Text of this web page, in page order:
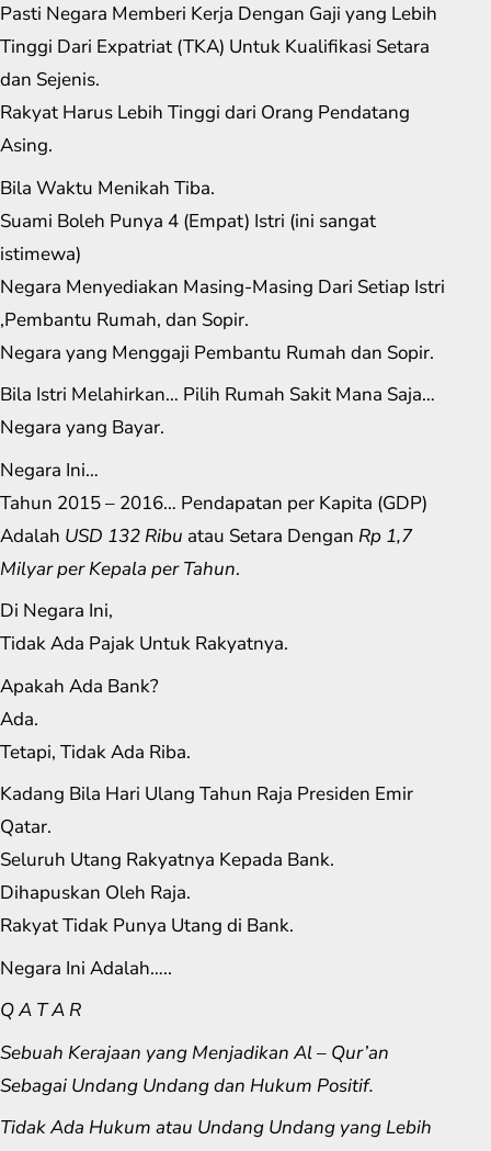
Pasti Negara Memberi Kerja Dengan Gaji yang Lebih
Tinggi Dari Expatriat (TKA) Untuk Kualifikasi Setara
dan Sejenis.
Rakyat Harus Lebih Tinggi dari Orang Pendatang
Asing.
Bila Waktu Menikah Tiba.
Suami Boleh Punya 4 (Empat) Istri (ini sangat
istimewa)
Negara Menyediakan Masing-Masing Dari Setiap Istri
,Pembantu Rumah, dan Sopir.
Negara yang Menggaji Pembantu Rumah dan Sopir.
Bila Istri Melahirkan… Pilih Rumah Sakit Mana Saja…
Negara yang Bayar.
Negara Ini…
Tahun 2015 – 2016… Pendapatan per Kapita (GDP)
Adalah USD 132 Ribu atau Setara Dengan Rp 1,7
Milyar per Kepala per Tahun.
Di Negara Ini,
Tidak Ada Pajak Untuk Rakyatnya.
Apakah Ada Bank?
Ada.
Tetapi, Tidak Ada Riba.
Kadang Bila Hari Ulang Tahun Raja Presiden Emir
Qatar.
Seluruh Utang Rakyatnya Kepada Bank.
Dihapuskan Oleh Raja.
Rakyat Tidak Punya Utang di Bank.
Negara Ini Adalah…..
Q A T A R
Sebuah Kerajaan yang Menjadikan Al – Qur’an
Sebagai Undang Undang dan Hukum Positif.
Tidak Ada Hukum atau Undang Undang yang Lebih